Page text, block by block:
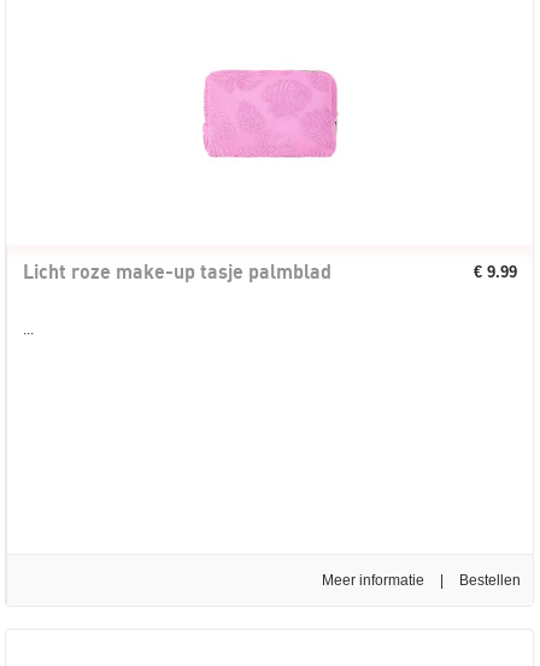
Licht roze make-up tasje palmblad € 9.99
Meer informatie |